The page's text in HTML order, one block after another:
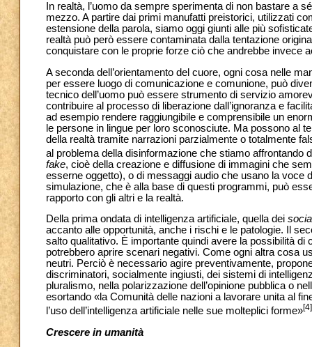
In realtà, l’uomo da sempre sperimenta di non bastare a
mezzo. A partire dai primi manufatti preistorici, utilizzati
estensione della parola, siamo oggi giunti alle più
realtà può però essere contaminata dalla tentazione
conquistare con le proprie forze ciò che andrebbe invece
A seconda dell’orientamento del cuore, ogni cosa nelle
per essere luogo di comunicazione e comunione, può
tecnico dell’uomo può essere strumento di servizio
contribuire al processo di liberazione dall’ignoranza e
ad esempio rendere raggiungibile e comprensibile un
le persone in lingue per loro sconosciute. Ma possono al
della realtà tramite narrazioni parzialmente o totalmente
al problema della disinformazione che stiamo affrontando
fake, cioè della creazione e diffusione di immagini che
esserne oggetto), o di messaggi audio che usano la voce
simulazione, che è alla base di questi programmi, può
rapporto con gli altri e la realtà.
Della prima ondata di intelligenza artificiale, quella dei
accanto alle opportunità, anche i rischi e le patologie. Il
salto qualitativo. È importante quindi avere la possibilità
potrebbero aprire scenari negativi. Come ogni altra cosa
neutri. Perciò è necessario agire preventivamente,
discriminatori, socialmente ingiusti, dei sistemi di
pluralismo, nella polarizzazione dell’opinione pubblica o
esortando «la Comunità delle nazioni a lavorare unita al
l’uso dell’intelligenza artificiale nelle sue molteplici forme»[4]
Crescere in umanità